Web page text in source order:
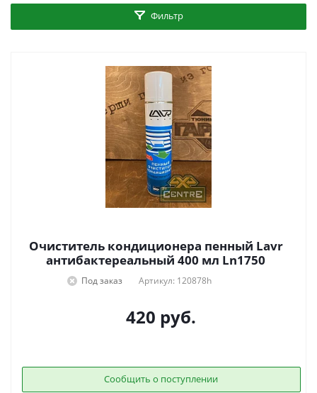
Фильтр
Очиститель кондиционера пенный Lavr
антибактереальный 400 мл Ln1750
Под заказ Артикул: 120878h
420 руб.
Сообщить о поступлении